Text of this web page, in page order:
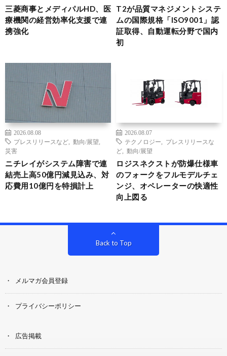
三菱商事とメディパルHD、医
療機関の経営効率化支援で連
携強化
T2が品質マネジメントシステ
ムの国際規格「ISO9001」認
証取得、自動運転分野で国内
初
2026.08.08
プレスリリースなど
動向/展望
災害
ニチレイがシステム障害で連
結売上高50億円減見込み、対
応費用10億円を特損計上
2026.08.07
テクノロジー
プレスリリースな
ど
動向/展望
ロジスネクストが防爆仕様車
のフォークをフルモデルチェ
ンジ、オペレーターの快適性
向上図る
Back to Top
メルマガ会員登録
プライバシーポリシー
広告掲載